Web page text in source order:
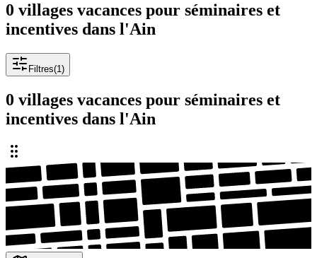
0 villages vacances pour séminaires et
incentives dans l'Ain
Filtres(1)
0 villages vacances pour séminaires et
incentives dans l'Ain